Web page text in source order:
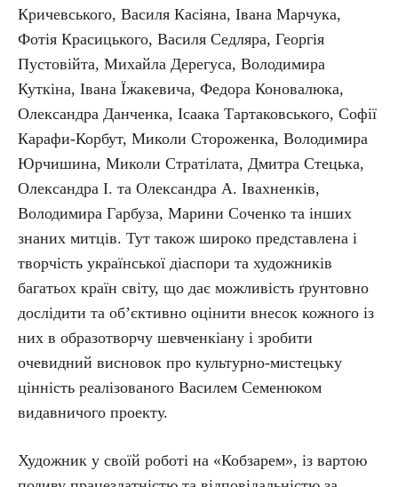
Кричевського, Василя Касіяна, Івана Марчука,
Фотія Красицького, Василя Седляра, Георгія
Пустовійта, Михайла Дерегуса, Володимира
Куткіна, Івана Їжакевича, Федора Коновалюка,
Олександра Данченка, Ісаака Тартаковського, Софії
Карафи-Корбут, Миколи Стороженка, Володимира
Юрчишина, Миколи Стратілата, Дмитра Стецька,
Олександра І. та Олександра А. Івахненків,
Володимира Гарбуза, Марини Соченко та інших
знаних митців. Тут також широко представлена і
творчість української діаспори та художників
багатьох країн світу, що дає можливість ґрунтовно
дослідити та об’єктивно оцінити внесок кожного із
них в образотворчу шевченкіану і зробити
очевидний висновок про культурно-мистецьку
цінність реалізованого Василем Семенюком
видавничого проекту.
Художник у своїй роботі на «Кобзарем», із вартою